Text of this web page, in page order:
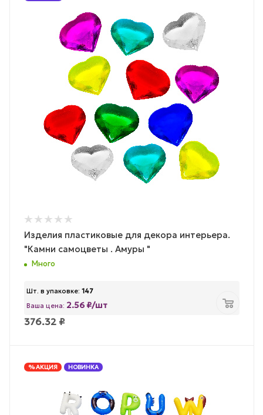
Изделия пластиковые для декора интерьера.
"Камни самоцветы . Амуры "
Много
Шт. в упаковке: 147
Ваша цена: 2.56 ₽/шт
376.32 ₽
% АКЦИЯ НОВИНКА